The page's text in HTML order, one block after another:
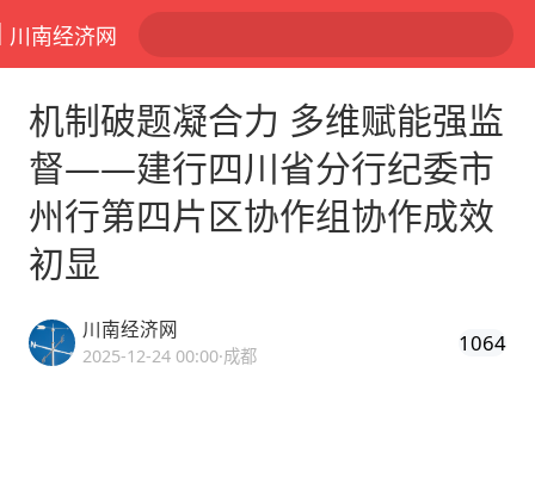
川南经济网
机制破题凝合力 多维赋能强监
督——建行四川省分行纪委市
州行第四片区协作组协作成效
初显
川南经济网
2025-12-24 00:00·成都 1064